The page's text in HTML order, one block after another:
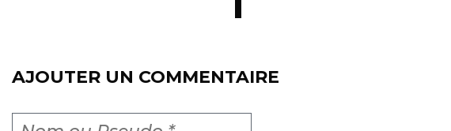
AJOUTER UN COMMENTAIRE